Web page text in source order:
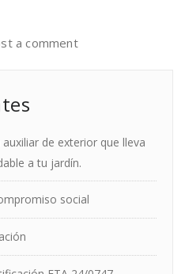
a comment
auxiliar de exterior que lleva
a tu jardín.
social